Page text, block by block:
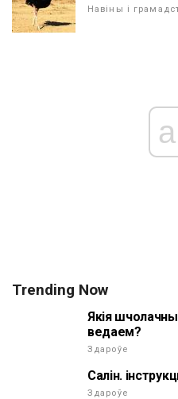
Навіны і
Trending Now
Якія
ведаем?
Здароўе
Салін.
Здароўе